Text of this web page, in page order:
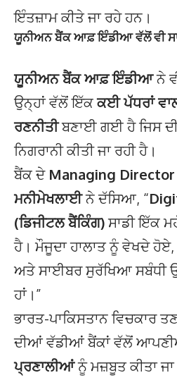
ਇੰਤਜ਼ਾਮ ਕੀਤੇ ਜਾ ਰਹੇ ਹਨ।
ਯੂਨੀਅਨ ਬੈਂਕ ਆਫ਼ ਇੰਡੀਆ ਵੱਲੋਂ ਵੀ
ਯੂਨੀਅਨ ਬੈਂਕ ਆਫ਼ ਇੰਡੀਆਨੇ
ਉਨ੍ਹਾਂ ਵੱਲੋਂ ਇੱਕਕਈ ਪੱਧਰਾਂ
ਰਣਨੀਤੀਬਣਾਈ ਗਈ ਹੈ ਜਿਸ
ਨਿਗਰਾਨੀ ਕੀਤੀ ਜਾ ਰਹੀ ਹੈ।
ਬੈਂਕ ਦੇ Managing
ਮਨੀਮੇਖਲਾਈਨੇ ਦੱਸਿਆ, “
(ਡਿਜੀਟਲ ਬੈਂਕਿੰਗ)ਸਾਡੀ ਇੱਕ
ਹੈ। ਮੌਜੂਦਾ ਹਾਲਾਤ ਨੂੰ ਵੇਖਦੇ
ਅਤੇ ਸਾਈਬਰ ਸੁਰੱਖਿਆ ਸਬੰਧੀ
ਹਾਂ।”
ਭਾਰਤ-ਪਾਕਿਸਤਾਨ ਵਿਚਕਾਰ
ਦੀਆਂ ਵੱਡੀਆਂ ਬੈਂਕਾਂ ਵੱਲੋਂ
ਪ੍ਰਣਾਲੀਆਂਨੂੰ ਮਜ਼ਬੂਤ ਕੀਤਾ ਜਾ